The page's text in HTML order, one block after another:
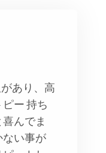
あり、高
ー 持ち
んでま
い事が